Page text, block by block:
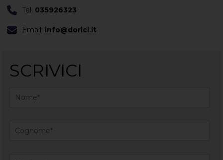
Tel. 035926323
Email: info@dorici.it
SCRIVICI